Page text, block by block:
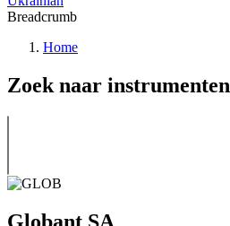
Breadcrumb
Home
Zoek naar instrumenten
Globant SA